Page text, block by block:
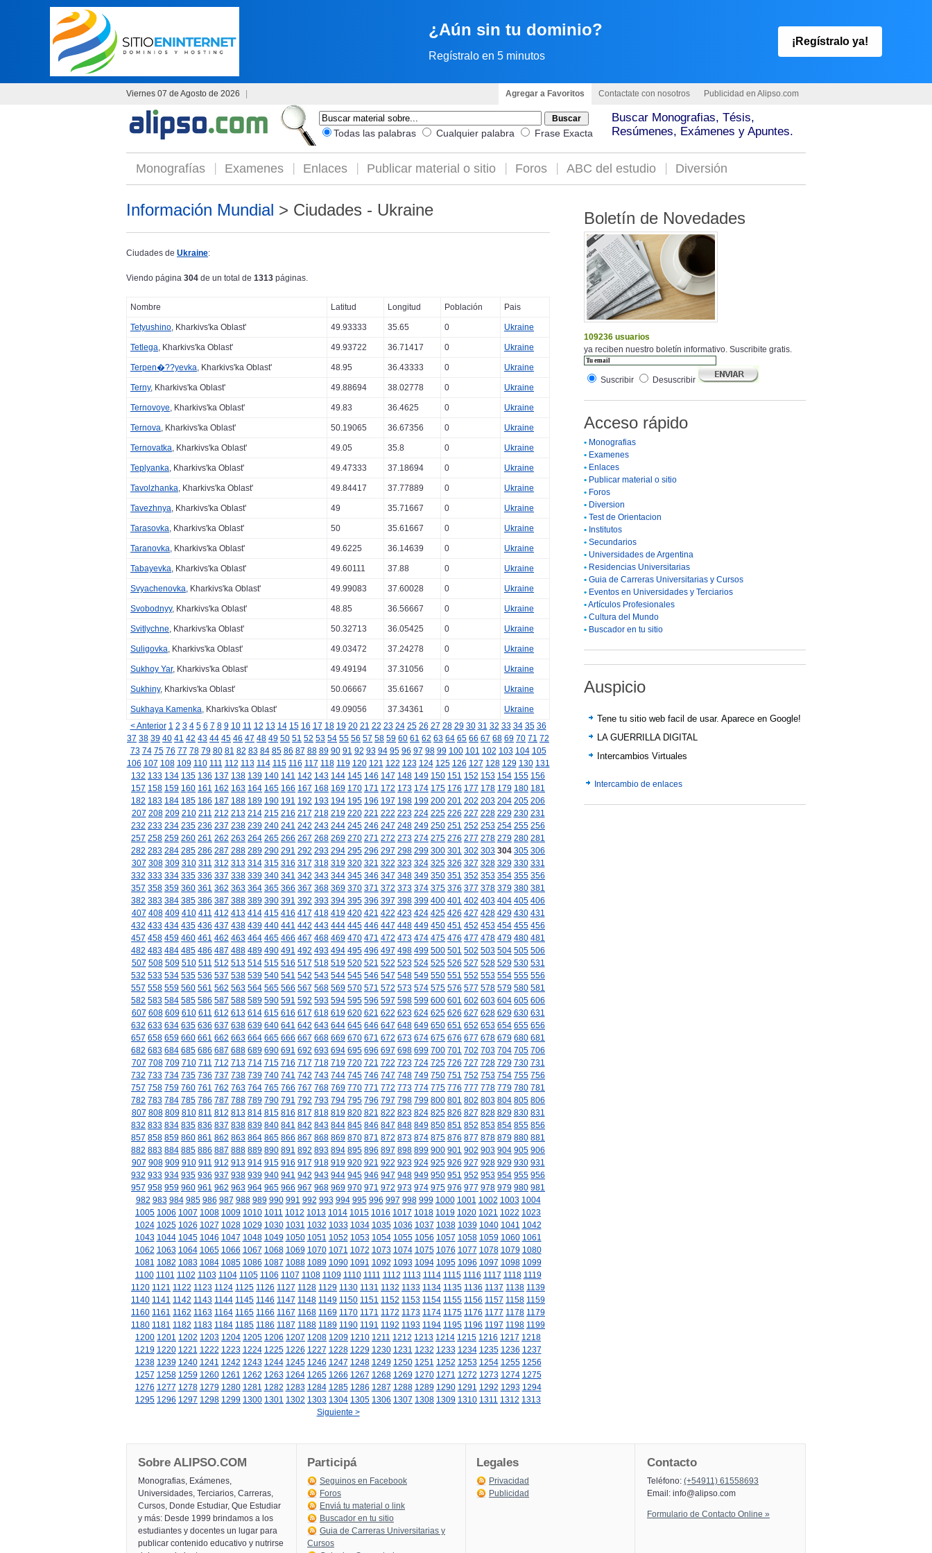
¿Aún sin tu dominio?
Regístralo en 5 minutos
¡Regístralo ya!
Viernes 07 de Agosto de 2026 Agregar a Favoritos Contactate con nosotros Publicidad en Alipso.com
Todas las palabras Cualquier palabra Frase Exacta
Buscar Monografias, Tésis,
Resúmenes, Exámenes y Apuntes.
Monografías Examenes Enlaces Publicar material o sitio Foros ABC del estudio Diversión
Información Mundial > Ciudades - Ukraine
Ciudades de Ukraine:
Viendo página 304 de un total de 1313 páginas.
Nombre Latitud Longitud Población Pais
Tetyushino, Kharkivs'ka Oblast' 49.93333 35.65 0 Ukraine
Tetlega, Kharkivs'ka Oblast' 49.93722 36.71417 0 Ukraine
Terpen�??yevka, Kharkivs'ka Oblast' 48.95 36.43333 0 Ukraine
Terny, Kharkivs'ka Oblast' 49.88694 38.02778 0 Ukraine
Ternovoye, Kharkivs'ka Oblast' 49.83 36.4625 0 Ukraine
Ternova, Kharkivs'ka Oblast' 50.19065 36.67356 0 Ukraine
Ternovatka, Kharkivs'ka Oblast' 49.05 35.8 0 Ukraine
Teplyanka, Kharkivs'ka Oblast' 49.47333 37.18694 0 Ukraine
Tavolzhanka, Kharkivs'ka Oblast' 49.84417 37.77889 0 Ukraine
Tavezhnya, Kharkivs'ka Oblast' 49 35.71667 0 Ukraine
Tarasovka, Kharkivs'ka Oblast' 50 35.61667 0 Ukraine
Taranovka, Kharkivs'ka Oblast' 49.6225 36.14639 0 Ukraine
Tabayevka, Kharkivs'ka Oblast' 49.60111 37.88 0 Ukraine
Svyachenovka, Kharkivs'ka Oblast' 49.99083 37.60028 0 Ukraine
Svobodnyy, Kharkivs'ka Oblast' 48.85 36.56667 0 Ukraine
Svitlychne, Kharkivs'ka Oblast' 50.32713 36.05425 0 Ukraine
Suligovka, Kharkivs'ka Oblast' 49.03472 37.24278 0 Ukraine
Sukhoy Yar, Kharkivs'ka Oblast' 49.49194 37.31056 0 Ukraine
Sukhiny, Kharkivs'ka Oblast' 50.06667 35.61667 0 Ukraine
Sukhaya Kamenka, Kharkivs'ka Oblast' 49.09056 37.34361 0
Ukraine
< Anterior 1 2 3 4 5 6 7 8 9 10 11 12 13 14 15 16 17 18 19 20 21 22 23 24 25 26 27 28 29 30 31 32 33 34 35 36
37 38 39 40 41 42 43 44 45 46 47 48 49 50 51 52 53 54 55 56 57 58 59 60 61 62 63 64 65 66 67 68 69 70 71 72
73 74 75 76 77 78 79 80 81 82 83 84 85 86 87 88 89 90 91 92 93 94 95 96 97 98 99 100 101 102 103 104 105
106 107 108 109 110 111 112 113 114 115 116 117 118 119 120 121 122 123 124 125 126 127 128 129 130 131
132 133 134 135 136 137 138 139 140 141 142 143 144 145 146 147 148 149 150 151 152 153 154 155 156
157 158 159 160 161 162 163 164 165 166 167 168 169 170 171 172 173 174 175 176 177 178 179 180 181
182 183 184 185 186 187 188 189 190 191 192 193 194 195 196 197 198 199 200 201 202 203 204 205 206
207 208 209 210 211 212 213 214 215 216 217 218 219 220 221 222 223 224 225 226 227 228 229 230 231
232 233 234 235 236 237 238 239 240 241 242 243 244 245 246 247 248 249 250 251 252 253 254 255 256
257 258 259 260 261 262 263 264 265 266 267 268 269 270 271 272 273 274 275 276 277 278 279 280 281
282 283 284 285 286 287 288 289 290 291 292 293 294 295 296 297 298 299 300 301 302 303 304 305 306
307 308 309 310 311 312 313 314 315 316 317 318 319 320 321 322 323 324 325 326 327 328 329 330 331
332 333 334 335 336 337 338 339 340 341 342 343 344 345 346 347 348 349 350 351 352 353 354 355 356
357 358 359 360 361 362 363 364 365 366 367 368 369 370 371 372 373 374 375 376 377 378 379 380 381
382 383 384 385 386 387 388 389 390 391 392 393 394 395 396 397 398 399 400 401 402 403 404 405 406
407 408 409 410 411 412 413 414 415 416 417 418 419 420 421 422 423 424 425 426 427 428 429 430 431
432 433 434 435 436 437 438 439 440 441 442 443 444 445 446 447 448 449 450 451 452 453 454 455 456
457 458 459 460 461 462 463 464 465 466 467 468 469 470 471 472 473 474 475 476 477 478 479 480 481
482 483 484 485 486 487 488 489 490 491 492 493 494 495 496 497 498 499 500 501 502 503 504 505 506
507 508 509 510 511 512 513 514 515 516 517 518 519 520 521 522 523 524 525 526 527 528 529 530 531
532 533 534 535 536 537 538 539 540 541 542 543 544 545 546 547 548 549 550 551 552 553 554 555 556
557 558 559 560 561 562 563 564 565 566 567 568 569 570 571 572 573 574 575 576 577 578 579 580 581
582 583 584 585 586 587 588 589 590 591 592 593 594 595 596 597 598 599 600 601 602 603 604 605 606
607 608 609 610 611 612 613 614 615 616 617 618 619 620 621 622 623 624 625 626 627 628 629 630 631
632 633 634 635 636 637 638 639 640 641 642 643 644 645 646 647 648 649 650 651 652 653 654 655 656
657 658 659 660 661 662 663 664 665 666 667 668 669 670 671 672 673 674 675 676 677 678 679 680 681
682 683 684 685 686 687 688 689 690 691 692 693 694 695 696 697 698 699 700 701 702 703 704 705 706
707 708 709 710 711 712 713 714 715 716 717 718 719 720 721 722 723 724 725 726 727 728 729 730 731
732 733 734 735 736 737 738 739 740 741 742 743 744 745 746 747 748 749 750 751 752 753 754 755 756
757 758 759 760 761 762 763 764 765 766 767 768 769 770 771 772 773 774 775 776 777 778 779 780 781
782 783 784 785 786 787 788 789 790 791 792 793 794 795 796 797 798 799 800 801 802 803 804 805 806
807 808 809 810 811 812 813 814 815 816 817 818 819 820 821 822 823 824 825 826 827 828 829 830 831
832 833 834 835 836 837 838 839 840 841 842 843 844 845 846 847 848 849 850 851 852 853 854 855 856
857 858 859 860 861 862 863 864 865 866 867 868 869 870 871 872 873 874 875 876 877 878 879 880 881
882 883 884 885 886 887 888 889 890 891 892 893 894 895 896 897 898 899 900 901 902 903 904 905 906
907 908 909 910 911 912 913 914 915 916 917 918 919 920 921 922 923 924 925 926 927 928 929 930 931
932 933 934 935 936 937 938 939 940 941 942 943 944 945 946 947 948 949 950 951 952 953 954 955 956
957 958 959 960 961 962 963 964 965 966 967 968 969 970 971 972 973 974 975 976 977 978 979 980 981
982 983 984 985 986 987 988 989 990 991 992 993 994 995 996 997 998 999 1000 1001 1002 1003 1004
1005 1006 1007 1008 1009 1010 1011 1012 1013 1014 1015 1016 1017 1018 1019 1020 1021 1022 1023
1024 1025 1026 1027 1028 1029 1030 1031 1032 1033 1034 1035 1036 1037 1038 1039 1040 1041 1042
1043 1044 1045 1046 1047 1048 1049 1050 1051 1052 1053 1054 1055 1056 1057 1058 1059 1060 1061
1062 1063 1064 1065 1066 1067 1068 1069 1070 1071 1072 1073 1074 1075 1076 1077 1078 1079 1080
1081 1082 1083 1084 1085 1086 1087 1088 1089 1090 1091 1092 1093 1094 1095 1096 1097 1098 1099
1100 1101 1102 1103 1104 1105 1106 1107 1108 1109 1110 1111 1112 1113 1114 1115 1116 1117 1118 1119
1120 1121 1122 1123 1124 1125 1126 1127 1128 1129 1130 1131 1132 1133 1134 1135 1136 1137 1138 1139
1140 1141 1142 1143 1144 1145 1146 1147 1148 1149 1150 1151 1152 1153 1154 1155 1156 1157 1158 1159
1160 1161 1162 1163 1164 1165 1166 1167 1168 1169 1170 1171 1172 1173 1174 1175 1176 1177 1178 1179
1180 1181 1182 1183 1184 1185 1186 1187 1188 1189 1190 1191 1192 1193 1194 1195 1196 1197 1198 1199
1200 1201 1202 1203 1204 1205 1206 1207 1208 1209 1210 1211 1212 1213 1214 1215 1216 1217 1218
1219 1220 1221 1222 1223 1224 1225 1226 1227 1228 1229 1230 1231 1232 1233 1234 1235 1236 1237
1238 1239 1240 1241 1242 1243 1244 1245 1246 1247 1248 1249 1250 1251 1252 1253 1254 1255 1256
1257 1258 1259 1260 1261 1262 1263 1264 1265 1266 1267 1268 1269 1270 1271 1272 1273 1274 1275
1276 1277 1278 1279 1280 1281 1282 1283 1284 1285 1286 1287 1288 1289 1290 1291 1292 1293 1294
1295 1296 1297 1298 1299 1300 1301 1302 1303 1304 1305 1306 1307 1308 1309 1310 1311 1312 1313
Siguiente >
Boletín de Novedades
109236 usuarios
ya reciben nuestro boletín informativo. Suscribite gratis.
Suscribir Desuscribir
Acceso rápido
• Monografias
• Examenes
• Enlaces
• Publicar material o sitio
• Foros
• Diversion
• Test de Orientacion
• Institutos
• Secundarios
• Universidades de Argentina
• Residencias Universitarias
• Guia de Carreras Universitarias y Cursos
• Eventos en Universidades y Terciarios
•Artículos Profesionales
• Cultura del Mundo
• Buscador en tu sitio
Auspicio
Tene tu sitio web facil de usar. Aparece en Google!
LA GUERRILLA DIGITAL
Intercambios Virtuales
Intercambio de enlaces
Sobre ALIPSO.COM
Monografias, Exámenes,
Universidades, Terciarios, Carreras,
Cursos, Donde Estudiar, Que Estudiar
y más: Desde 1999 brindamos a los
estudiantes y docentes un lugar para
publicar contenido educativo y nutrirse
Participá
Seguinos en Facebook
Foros
Enviá tu material o link
Buscador en tu sitio
Guia de Carreras Universitarias y
Cursos
Legales
Privacidad
Publicidad
Contacto
Teléfono: (+54911) 61558693
Email: info@alipso.com
Formulario de Contacto Online »